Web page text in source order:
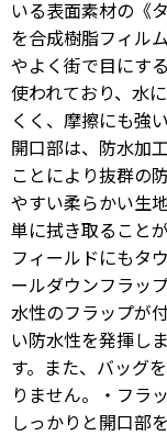
いる表面素材の《
を合成樹脂フィル
やよく街で目にす
使われており、水
くく、摩擦にも強
開口部は、防水加
ことにより抜群の
やすい柔らかい生
単に拭き取ること
フィールドにもタ
ールダウンフラッ
水性のフラップが
い防水性を発揮し
す。また、バッグ
りません。・フラ
しっかりと開口部